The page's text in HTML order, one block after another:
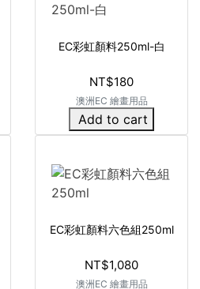
EC彩虹顏料250ml-白
NT$180
澳洲EC 繪畫用品
Add to cart
EC彩虹顏料六色組250ml
NT$1,080
澳洲EC 繪畫用品